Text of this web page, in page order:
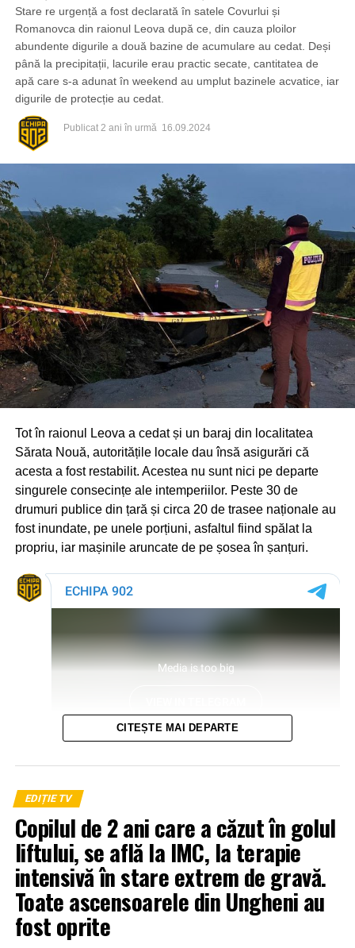
Stare re urgență a fost declarată în satele Covurlui și
Romanovca din raionul Leova după ce, din cauza ploilor
abundente digurile a două bazine de acumulare au cedat. Deși
până la precipitații, lacurile erau practic secate, cantitatea de
apă care s-a adunat în weekend au umplut bazinele acvatice, iar
digurile de protecție au cedat.
Publicat 2 ani în urmă 16.09.2024
Tot în raionul Leova a cedat și un baraj din localitatea
Sărata Nouă, autoritățile locale dau însă asigurări că
acesta a fost restabilit. Acestea nu sunt nici pe departe
singurele consecințe ale intemperiilor. Peste 30 de
drumuri publice din țară și circa 20 de trasee naționale au
fost inundate, pe unele porțiuni, asfaltul fiind spălat la
propriu, iar mașinile aruncate de pe șosea în șanțuri.
CITEȘTE MAI DEPARTE
EDIȚIE TV
Copilul de 2 ani care a căzut în golul
liftului, se află la IMC, la terapie
intensivă în stare extrem de gravă.
Toate ascensoarele din Ungheni au
fost oprite